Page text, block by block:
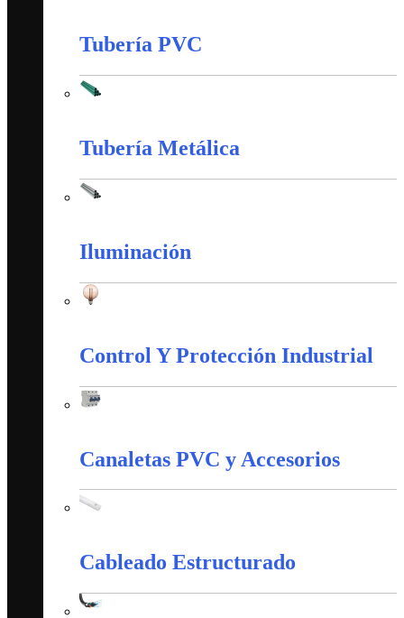
Tubería PVC
Tubería Metálica
Iluminación
Control Y Protección Industrial
Canaletas PVC y Accesorios
Cableado Estructurado